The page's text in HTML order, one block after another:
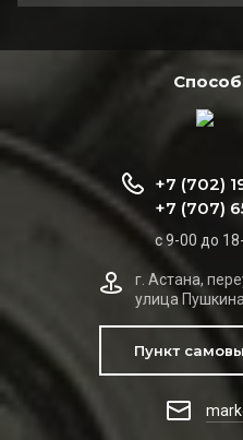
+7 (702)
+7 (707)
с 9-00 до
г. Астана,
улица
Пункт